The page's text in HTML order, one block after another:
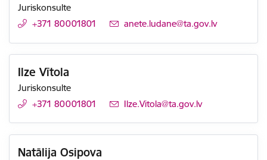
Juriskonsulte
+371 80001801
E-pasts:
anete.ludane@ta.gov.lv
Ilze Vītola
Juriskonsulte
+371 80001801
E-pasts:
Ilze.Vitola@ta.gov.lv
Natālija Osipova